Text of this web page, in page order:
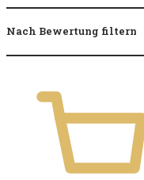
Nach Bewertung filtern